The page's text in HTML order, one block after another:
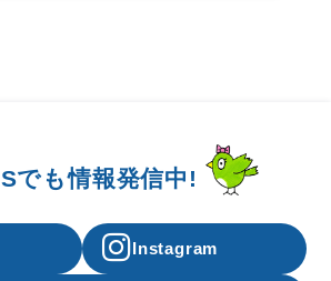
でも情報発信中!
Instagram